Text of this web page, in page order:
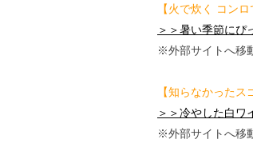
【火で炊く コンロ
＞＞暑い季節にぴ
※外部サイトへ移
【知らなかった
＞＞冷やした白ワ
※外部サイトへ移